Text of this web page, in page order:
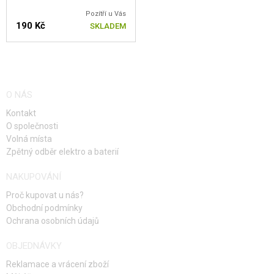
Pozítří u Vás
190 Kč SKLADEM
O NÁS
Kontakt
O společnosti
Volná místa
Zpětný odběr elektro a baterií
NAKUPOVÁNÍ
Proč kupovat u nás?
Obchodní podmínky
Ochrana osobních údajů
OBJEDNÁVKY
Reklamace a vrácení zboží